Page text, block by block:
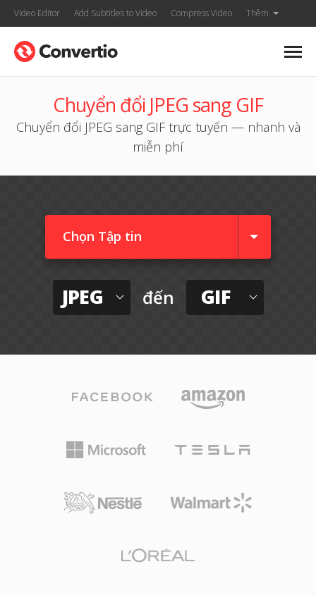
Video Editor Add Subtitles to Video Compress Video Thêm
Chuyển đổi JPEG sang GIF
Chuyển đổi JPEG sang GIF trực tuyến — nhanh và
miễn phí
Chọn Tập tin
JPEG đến GIF